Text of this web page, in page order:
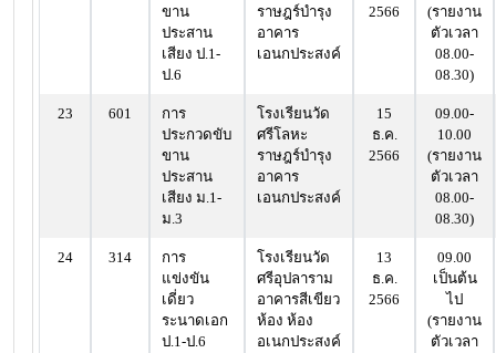
ขาน
ประสาน
เสียง ป.1-
ป.6
ราษฎร์บำรุง
อาคาร
เอนกประสงค์
2566
(รายงาน
ตัวเวลา
08.00-
08.30)
23 601
การ
ประกวดขับ
ขาน
ประสาน
เสียง ม.1-
ม.3
โรงเรียนวัด
ศรีโลหะ
ราษฎร์บำรุง
อาคาร
เอนกประสงค์
15
ธ.ค.
2566
09.00-
10.00
(รายงาน
ตัวเวลา
08.00-
08.30)
24 314
การ
แข่งขัน
เดี่ยว
ระนาดเอก
ป.1-ป.6
โรงเรียนวัด
ศรีอุปลาราม
อาคารสีเขียว
ห้อง ห้อง
อเนกประสงค์
13
ธ.ค.
2566
09.00
เป็นต้น
ไป
(รายงาน
ตัวเวลา